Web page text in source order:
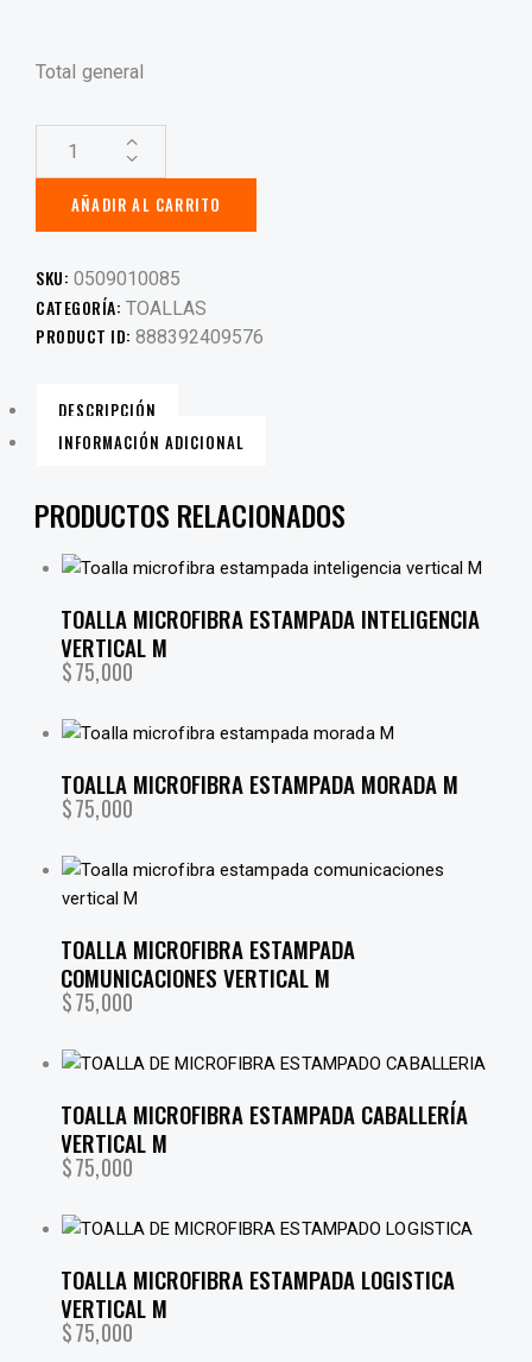
Total general
AÑADIR AL CARRITO
SKU: 0509010085
CATEGORÍA: TOALLAS
PRODUCT ID: 888392409576
DESCRIPCIÓN
INFORMACIÓN ADICIONAL
PRODUCTOS RELACIONADOS
TOALLA MICROFIBRA ESTAMPADA INTELIGENCIA
VERTICAL M
$75,000
TOALLA MICROFIBRA ESTAMPADA MORADA M
$75,000
TOALLA MICROFIBRA ESTAMPADA
COMUNICACIONES VERTICAL M
$75,000
TOALLA MICROFIBRA ESTAMPADA CABALLERÍA
VERTICAL M
$75,000
TOALLA MICROFIBRA ESTAMPADA LOGISTICA
VERTICAL M
$75,000